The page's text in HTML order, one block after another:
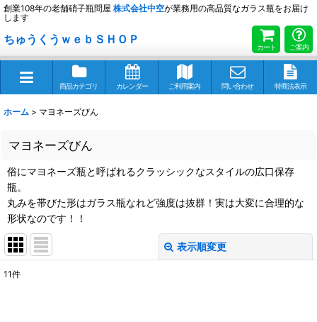
創業108年の老舗硝子瓶問屋 株式会社中空が業務用の高品質なガラス瓶をお届け
します
ちゅうくうｗｅｂＳＨＯＰ
カート ご案内
商品カテゴリ カレンダー ご利用案内 問い合わせ 特商法表示
ホーム > マヨネーズびん
マヨネーズびん
俗にマヨネーズ瓶と呼ばれるクラッシックなスタイルの広口保存
瓶。
丸みを帯びた形はガラス瓶なれど強度は抜群！実は大変に合理的な
形状なのです！！
表示順変更
11件